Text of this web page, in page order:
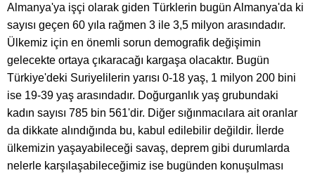
Almanya'ya işçi olarak giden Türklerin bugün Almanya'da ki
sayısı geçen 60 yıla rağmen 3 ile 3,5 milyon arasındadır.
Ülkemiz için en önemli sorun demografik değişimin
gelecekte ortaya çıkaracağı kargaşa olacaktır. Bugün
Türkiye'deki Suriyelilerin yarısı 0-18 yaş, 1 milyon 200 bini
ise 19-39 yaş arasındadır. Doğurganlık yaş grubundaki
kadın sayısı 785 bin 561'dir. Diğer sığınmacılara ait oranlar
da dikkate alındığında bu, kabul edilebilir değildir. İlerde
ülkemizin yaşayabileceği savaş, deprem gibi durumlarda
nelerle karşılaşabileceğimiz ise bugünden konuşulması